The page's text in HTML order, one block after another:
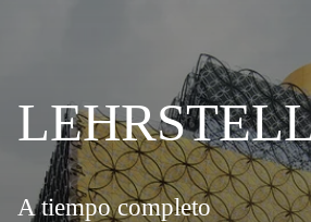
A tiempo completo